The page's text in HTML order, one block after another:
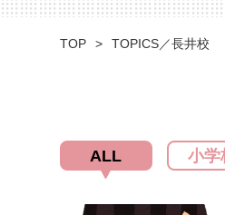
TOP TOPICS／長井校
ALL 小学